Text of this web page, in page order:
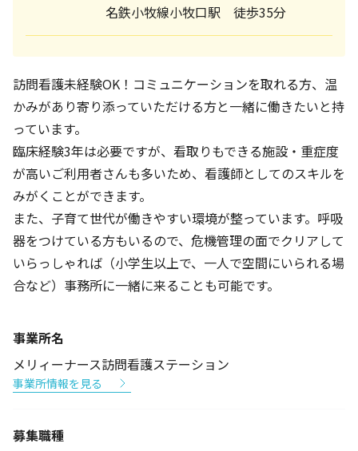
名鉄小牧線小牧口駅 徒歩35分
訪問看護未経験OK！コミュニケーションを取れる方、温
かみがあり寄り添っていただける方と一緒に働きたいと持
っています。
臨床経験3年は必要ですが、看取りもできる施設・重症度
が高いご利用者さんも多いため、看護師としてのスキルを
みがくことができます。
また、子育て世代が働きやすい環境が整っています。呼吸
器をつけている方もいるので、危機管理の面でクリアして
いらっしゃれば（小学生以上で、一人で空間にいられる場
合など）事務所に一緒に来ることも可能です。
事業所名
メリィーナース訪問看護ステーション
事業所情報を見る
募集職種